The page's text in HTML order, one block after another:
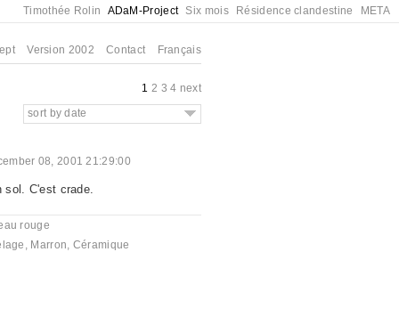
Timothée Rolin ADaM-Project Six mois Résidence clandestine META
Version 2002 Contact Français
1 2 3 4 next
sort by date
08, 2001 21:29:00
sol. C'est crade.
rouge
, Marron, Céramique